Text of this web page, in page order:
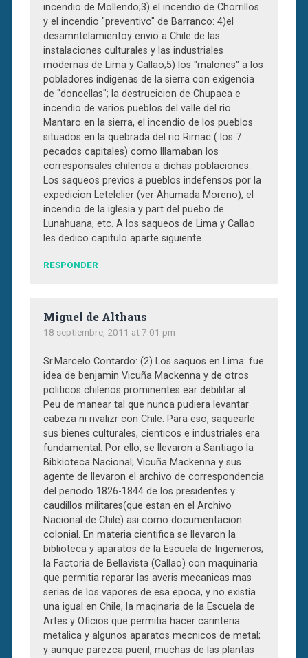
incendio de Mollendo;3) el incendio de Chorrillos
y el incendio "preventivo" de Barranco: 4)el
desamntelamientoy envio a Chile de las
instalaciones culturales y las industriales
modernas de Lima y Callao;5) los "malones" a los
pobladores indigenas de la sierra con exigencia
de "doncellas"; la destrucicion de Chupaca e
incendio de varios pueblos del valle del rio
Mantaro en la sierra, el incendio de los pueblos
situados en la quebrada del rio Rimac ( los 7
pecados capitales) como lllamaban los
corresponsales chilenos a dichas poblaciones.
Los saqueos previos a pueblos indefensos por la
expedicion Letelelier (ver Ahumada Moreno), el
incendio de la iglesia y part del puebo de
Lunahuana, etc. A los saqueos de Lima y Callao
les dedico capitulo aparte siguiente.
RESPONDER
Miguel de Althaus
18 septiembre, 2011 at 7:01 pm
Sr.Marcelo Contardo: (2) Los saquos en Lima: fue
idea de benjamin Vicuña Mackenna y de otros
politicos chilenos prominentes ear debilitar al
Peu de manear tal que nunca pudiera levantar
cabeza ni rivalizr con Chile. Para eso, saquearle
sus bienes culturales, cienticos e industriales era
fundamental. Por ello, se llevaron a Santiago la
Bibkioteca Nacional; Vicuña Mackenna y sus
agente de llevaron el archivo de correspondencia
del periodo 1826-1844 de los presidentes y
caudillos militares(que estan en el Archivo
Nacional de Chile) asi como documentacion
colonial. En materia cientifica se llevaron la
biblioteca y aparatos de la Escuela de Ingenieros;
la Factoria de Bellavista (Callao) con maquinaria
que permitia reparar las averis mecanicas mas
serias de los vapores de esa epoca, y no existia
una igual en Chile; la maqinaria de la Escuela de
Artes y Oficios que permitia hacer carinteria
metalica y algunos aparatos mecnicos de metal;
y aunque parezca pueril, muchas de las plantas